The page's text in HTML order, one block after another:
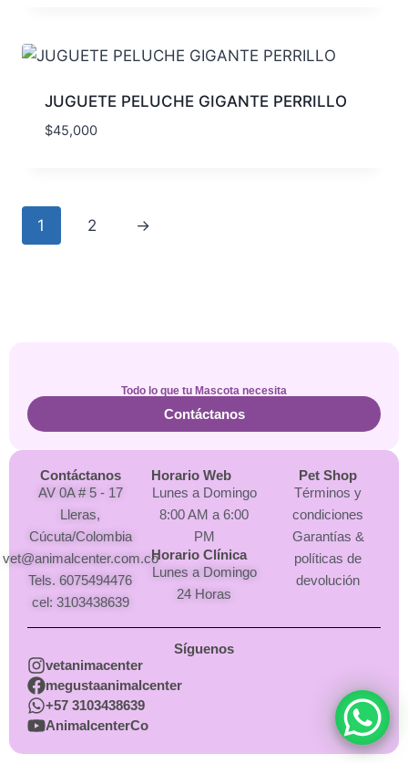
JUGUETE PELUCHE GIGANTE PERRILLO
$45,000
1 2 →
Todo lo que tu Mascota necesita
Contáctanos
Contáctanos
AV 0A # 5 - 17
Lleras,
Cúcuta/Colombia
vet@animalcenter.com.co
Tels. 6075494476
cel: 3103438639
Horario Web
Lunes a Domingo
8:00 AM a 6:00
PM
Horario Clínica
Lunes a Domingo
24 Horas
Pet Shop
Términos y
condiciones
Garantías &
políticas de
devolución
Síguenos
vetanimacenter
megustaanimalcenter
+57 3103438639
AnimalcenterCo